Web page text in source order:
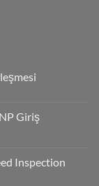
Giriş
Inspection